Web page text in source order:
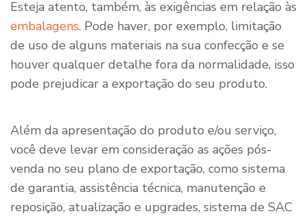
Esteja atento, também, às exigências em relação às
embalagens. Pode haver, por exemplo, limitação
de uso de alguns materiais na sua confecção e se
houver qualquer detalhe fora da normalidade, isso
pode prejudicar a exportação do seu produto.
Além da apresentação do produto e/ou serviço,
você deve levar em consideração as ações pós-
venda no seu plano de exportação, como sistema
de garantia, assistência técnica, manutenção e
reposição, atualização e upgrades, sistema de SAC